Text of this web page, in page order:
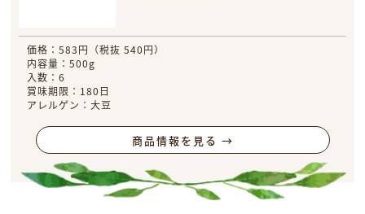
価格：583円（税抜 540円）
内容量：500g
入数：6
賞味期限：180日
アレルゲン：大豆
商品情報を見る →